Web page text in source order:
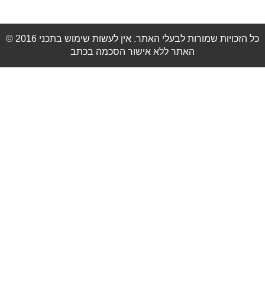
© 2016 כל הזכויות שמורות לבעלי האתר. אין לעשות שימוש בתכני
האתר ללא אישור הסכמה בכתב